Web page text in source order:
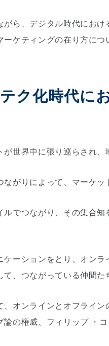
がら、デジタル時代にお
ケティングの在り方につ
ク化時代に
世界中に張り巡らされ、
ながりによって、マーケッ
ルでつながり、その集合
ケーションをとり、オン
、つながっている仲間た
、オンラインとオフライ
の権威、フィリップ ・コ